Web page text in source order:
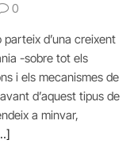
0
d’una creixent
-sobre tot els
i els mecanismes de
d’aquest tipus de
a minvar,